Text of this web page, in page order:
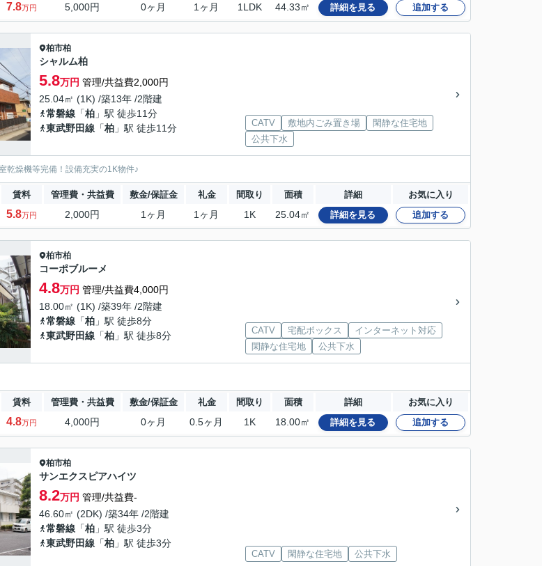
7.8万円 5,000円 0ヶ月 1ヶ月 1LDK 44.33㎡ 詳細を見る 追加する
柏市柏
シャルム柏
5.8万円 管理/共益費2,000円
25.04㎡ (1K) /築13年 /2階建
常磐線 「柏 」駅 徒歩11分
東武野田線 「柏 」駅 徒歩11分 CATV 敷地内ごみ置き場
閑静な住宅地
公共下水
乾燥機等完備！設備充実の1K物件♪
賃料 管理費・共益費 敷金/保証金 礼金 間取り 面積 詳細 お気に入り
5.8万円 2,000円 1ヶ月 1ヶ月 1K 25.04㎡ 詳細を見る 追加する
柏市柏
コーポブルーメ
4.8万円 管理/共益費4,000円
18.00㎡ (1K) /築39年 /2階建
常磐線 「柏 」駅 徒歩8分
東武野田線 「柏 」駅 徒歩8分 CATV 宅配ボックス
インターネット対応
閑静な住宅地
公共下水
賃料 管理費・共益費 敷金/保証金 礼金 間取り 面積 詳細 お気に入り
4.8万円 4,000円 0ヶ月 0.5ヶ月 1K 18.00㎡ 詳細を見る 追加する
柏市柏
サンエクスピアハイツ
8.2万円 管理/共益費-
46.60㎡ (2DK) /築34年 /2階建
常磐線 「柏 」駅 徒歩3分
東武野田線 「柏 」駅 徒歩3分
CATV 閑静な住宅地 公共下水